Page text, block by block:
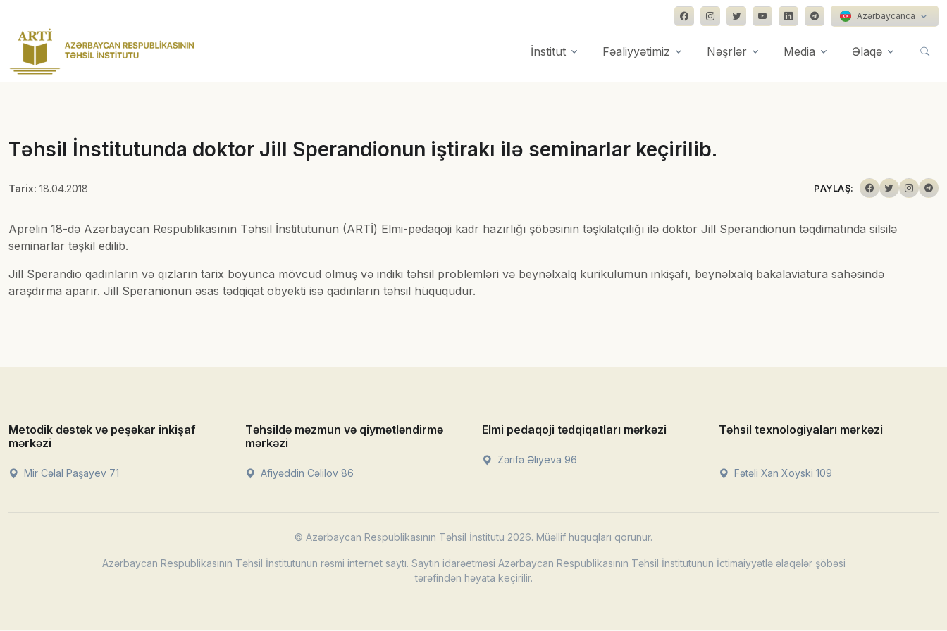
Azərbaycanca
İnstitut Fəaliyyətimiz Nəşrlər Media Əlaqə
Təhsil İnstitutunda doktor Jill Sperandionun iştirakı ilə seminarlar keçirilib.
Tarix: 18.04.2018 PAYLAŞ:
Aprelin 18-də Azərbaycan Respublikasının Təhsil İnstitutunun (ARTİ) Elmi-pedaqoji kadr hazırlığı şöbəsinin təşkilatçılığı ilə doktor Jill Sperandionun təqdimatında silsilə
seminarlar təşkil edilib.
Jill Sperandio qadınların və qızların tarix boyunca mövcud olmuş və indiki təhsil problemləri və beynəlxalq kurikulumun inkişafı, beynəlxalq bakalaviatura sahəsində
araşdırma aparır. Jill Speranionun əsas tədqiqat obyekti isə qadınların təhsil hüququdur.
Metodik dəstək və peşəkar inkişaf
mərkəzi
Mir Cəlal Paşayev 71
Təhsildə məzmun və qiymətləndirmə
mərkəzi
Afiyəddin Cəlilov 86
Elmi pedaqoji tədqiqatları mərkəzi
Zərifə Əliyeva 96
Təhsil texnologiyaları mərkəzi
Fətəli Xan Xoyski 109
© Azərbaycan Respublikasının Təhsil İnstitutu 2026. Müəllif hüquqları qorunur.
Azərbaycan Respublikasının Təhsil İnstitutunun rəsmi internet saytı. Saytın idarəetməsi Azərbaycan Respublikasının Təhsil İnstitutunun İctimaiyyətlə əlaqələr şöbəsi
tərəfindən həyata keçirilir.